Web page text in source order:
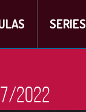
SERIES
2022